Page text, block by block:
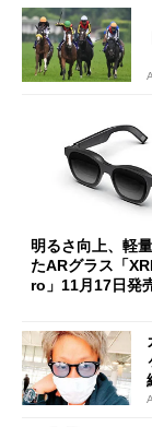
明るさ向上、軽
たARグラス「
ro」11月17日